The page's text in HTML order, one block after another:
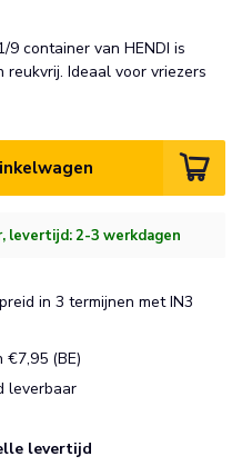
9 container van HENDI is
Ideaal voor vriezers
levertijd: 2-3 werkdagen
in 3 termijnen met IN3
€7,95 (BE)
leverbaar
levertijd